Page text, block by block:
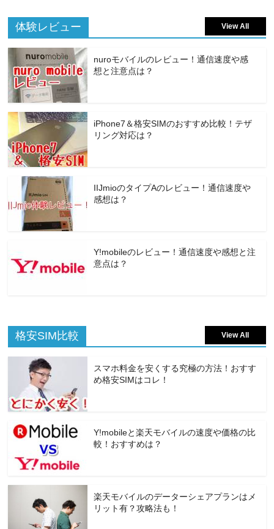
体験レビュー View All
nuroモバイルのレビュー！通信速度や感
想と注意点は？
iPhone7＆格安SIMのおすすめ比較！テザ
リング対応は？
IIJmioのタイプAのレビュー！通信速度や
感想は？
Y!mobileのレビュー！通信速度や感想と注
意点は？
格安SIM比較 View All
スマホ料金を安くする究極の方法！おすす
め格安SIMはコレ！
Y!mobileと楽天モバイルの速度や価格の比
較！おすすめは？
楽天モバイルのデーターシェアプランはメ
リット有？攻略法も！